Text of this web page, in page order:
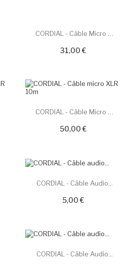
CORDIAL - Câble Micro XLR 2,5m
31,00 €
CORDIAL - Câble Micro XLR 10m
50,00 €
CORDIAL - Câble Audio...
5,00 €
CORDIAL - Câble Audio...